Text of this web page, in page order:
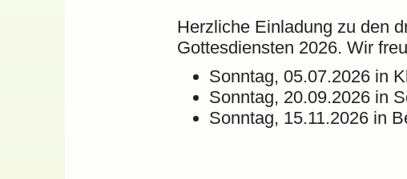
Herzliche Einladung zu den
Gottesdiensten 2026. Wir
Sonntag, 05.07.2026 in
Sonntag, 20.09.2026 in
Sonntag, 15.11.2026 in